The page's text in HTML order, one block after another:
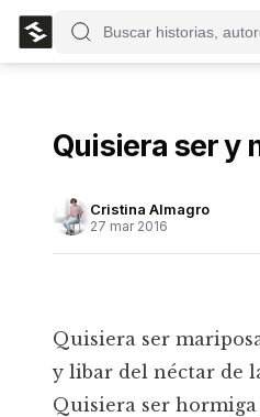
Quisiera ser y
Cristina Almagro
27 mar 2016
Quisiera ser
y libar del néctar de
Quisiera ser